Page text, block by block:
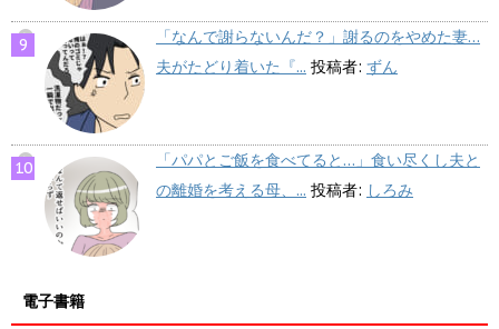
「なんで謝らないんだ？」謝るのをやめた妻…
夫がたどり着いた『... 投稿者: ずん
「パパとご飯を食べてると…」食い尽くし夫と
の離婚を考える母、... 投稿者: しろみ
電子書籍